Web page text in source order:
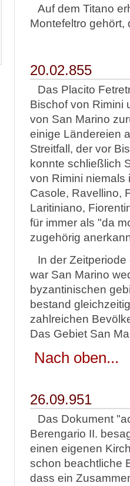
Auf dem Titano
Montefeltro gehört,
20.02.855
Das Placito
Bischof von Rimini
von San Marino
einige Ländereien
Streitfall, der vor
konnte schließlich
von Rimini niemals
Casole, Ravellino,
Laritiniano,
für immer als "da
zugehörig
In der
war San Marino
byzantinischen
bestand
zahlreichen
Das Gebiet San
Nach oben...
26.09.951
Das Dokument
Berengario II.
einen eigenen
schon beachtliche
dass ein